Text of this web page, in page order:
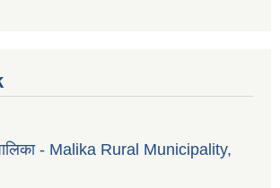
- Malika Rural Municipality,